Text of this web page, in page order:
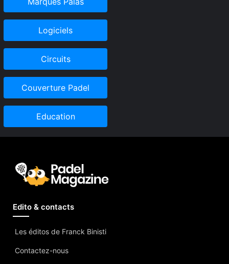
Logiciels
Circuits
Couverture Padel
Education
Edito & contacts
Les éditos de Franck Binisti
Contactez-nous